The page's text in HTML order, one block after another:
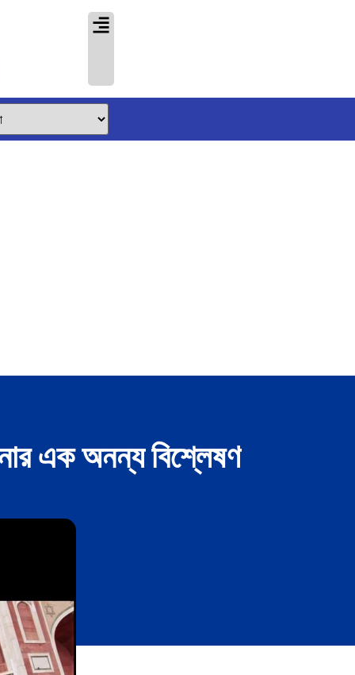
এক অনন্য বিশ্লেষণ